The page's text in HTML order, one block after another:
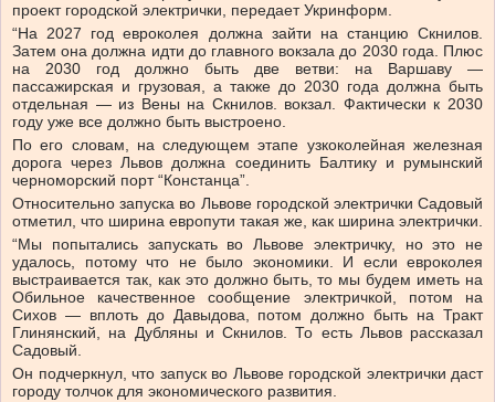
проект городской электрички, передает Укринформ.
“На 2027 год евроколея должна зайти на станцию ​​Скнилов.
Затем она должна идти до главного вокзала до 2030 года. Плюс
на 2030 год должно быть две ветви: на Варшаву —
пассажирская и грузовая, а также до 2030 года должна быть
отдельная — из Вены на Скнилов. вокзал. Фактически к 2030
году уже все должно быть выстроено.
По его словам, на следующем этапе узкоколейная железная
дорога через Львов должна соединить Балтику и румынский
черноморский порт “Констанца”.
Относительно запуска во Львове городской электрички Садовый
отметил, что ширина европути такая же, как ширина электрички.
“Мы попытались запускать во Львове электричку, но это не
удалось, потому что не было экономики. И если евроколея
выстраивается так, как это должно быть, то мы будем иметь на
Обильное качественное сообщение электричкой, потом на
Сихов — вплоть до Давыдова, потом должно быть на Тракт
Глинянский, на Дубляны и Скнилов. То есть Львов рассказал
Садовый.
Он подчеркнул, что запуск во Львове городской электрички даст
городу толчок для экономического развития.